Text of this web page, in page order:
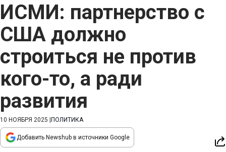
ИСМИ: партнерство с
США должно
строиться не против
кого-то, а ради
развития
10 НОЯБРЯ 2025 ПОЛИТИКА
Добавить Newshub в источники Google